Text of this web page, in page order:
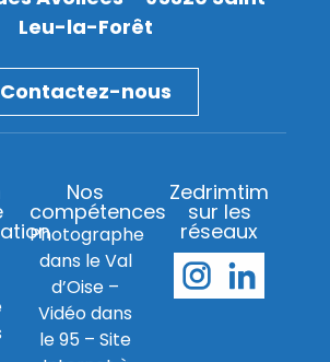
Leu-la-Forêt
Contactez-nous
Nos
compétences
Photographe
dans le Val
d’Oise –
Vidéo dans
le 95 – Site
Zedrimtim
sur les
réseaux